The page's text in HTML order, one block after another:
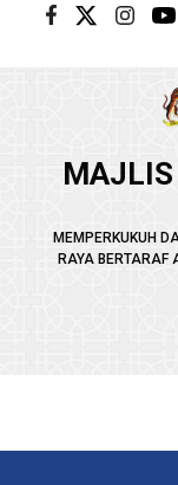
Langkau ke
MAJLIS
MEMPERKUKUH
RAYA BERTARAF